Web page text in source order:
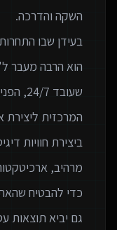
בעידן שבו
הוא הרבה מעבר
שעובד
המרכזית ליצירת
ביצירת חוויות
מרהיב,
כדי להבטיח
גם יביא תוצאות